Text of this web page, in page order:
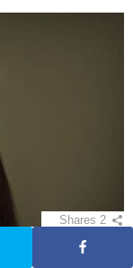
2
Shares
טריוויה: כמה